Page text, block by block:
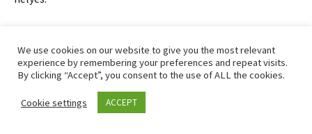
ennek?
Értem, ha dühös vagy. Én is dühös voltam. És pár havonta
még mindig dühös leszek, és odarohanok a Galaktikus
Föderációhoz, hogy megmondjam nekik a magamét.
We use cookies on our website to give you the most relevant
experience by remembering your preferences and repeat visits.
By clicking “Accept”, you consent to the use of ALL the cookies.
Cookie settings ACCEPT